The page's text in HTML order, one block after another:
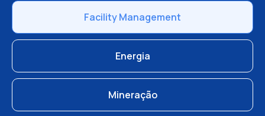
Facility Management
Energia
Mineração